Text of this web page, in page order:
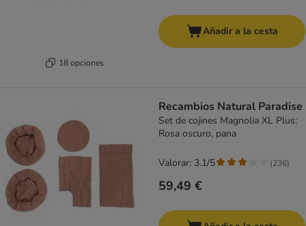
18 opciones
Añadir a la cesta
Recambios Natural Paradise
Set de cojines Magnolia XL Plus:
Rosa oscuro, pana
59,49 €
Valorar: 3.1/5 (236)